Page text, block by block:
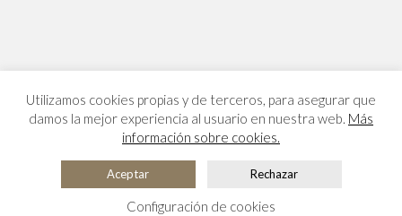
Utilizamos cookies propias y de terceros, para asegurar que
damos la mejor experiencia al usuario en nuestra web. Más
información sobre cookies.
Aceptar Rechazar
Configuración de cookies